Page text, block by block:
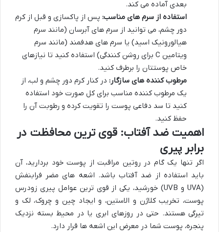
بعدی آماده می کند.
استفاده از سرم های مناسب: پس از پاکسازی و قبل از کرم
دور چشم، می توانید از سرم های آبرسان (مانند سرم
هیالورونیک اسید) یا سرم های هدفمند (مانند سرم
ویتامین C برای روشن کنندگی) استفاده کنید تا نیازهای
خاص پوستتان را برطرف کنید.
مرطوب کننده های سازگار: در کنار کرم دور چشم و لب، از
یک مرطوب کننده مناسب برای کل صورت خود استفاده
کنید تا سد دفاعی پوست را تقویت کرده و رطوبت آن را
حفظ کنید.
اهمیت ضد آفتاب: قوی ترین محافظت در
برابر پیری
اگر تنها یک گام در روتین مراقبت از پوست خود بردارید، آن
باید استفاده از ضد آفتاب باشد. اشعه های مضر فرابنفش
(UVA و UVB) خورشید، یکی از قوی ترین عوامل پیری زودرس
پوست، تخریب کلاژن و الاستین، و ایجاد چین و چروک، لک و
تیرگی هستند. حتی در روزهای ابری یا در محیط بسته نزدیک
پنجره، پوست شما در معرض این اشعه ها قرار دارد.